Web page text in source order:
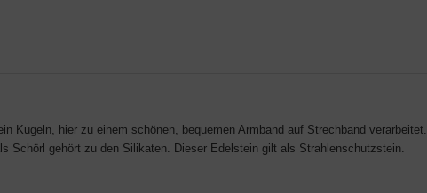
Kugeln, hier zu einem schönen, bequemen Armband auf Strechband verarbeitet.
Schörl gehört zu den Silikaten. Dieser Edelstein gilt als Strahlenschutzstein.